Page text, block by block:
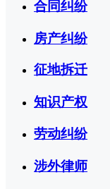
合同纠纷
房产纠纷
征地拆迁
知识产权
劳动纠纷
涉外律师